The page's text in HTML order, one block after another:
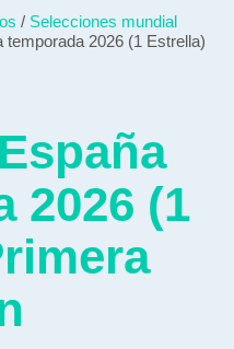
/ Selecciones mundial
temporada 2026 (1 Estrella)
2026 (1